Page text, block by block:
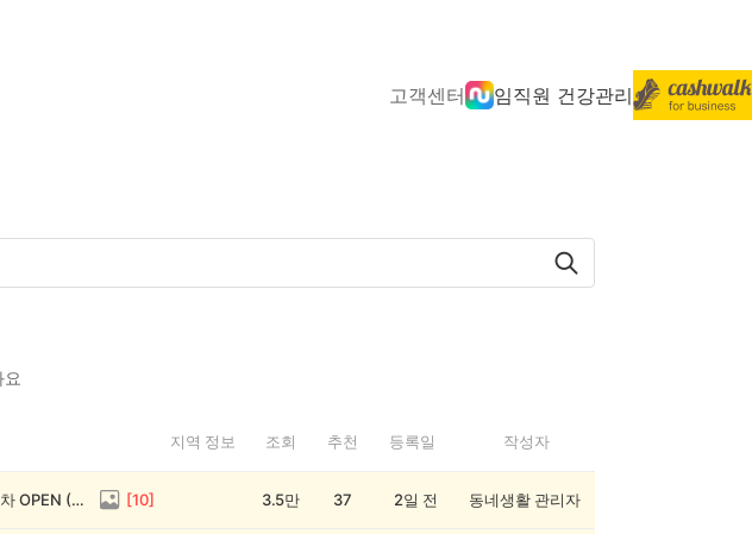
고객센터 임직원 건강관리
지역 정보 조회 추천 등록일 작성자
전원 1,000캐시! 🥳 우리 동네 썰전 14회차 OPEN (~8/17) [10] 3.5만 37 2일 전 동네생활 관리자